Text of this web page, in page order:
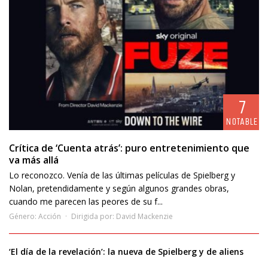
7
NOTABLE
Crítica de ‘Cuenta atrás’: puro entretenimiento que
va más allá
Lo reconozco. Venía de las últimas películas de Spielberg y
Nolan, pretendidamente y según algunos grandes obras,
cuando me parecen las peores de su f...
Género: Acción Dirigida por: David Mackenzie
‘El día de la revelación’: la nueva de Spielberg y de aliens